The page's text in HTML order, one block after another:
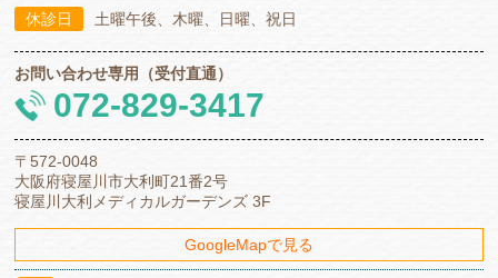
休診日
土曜午後、木曜、日曜、祝日
お問い合わせ専用（受付直通）
072-829-3417
〒572-0048
大阪府寝屋川市大利町21番2号
寝屋川大利メディカルガーデンズ 3F
GoogleMapで見る